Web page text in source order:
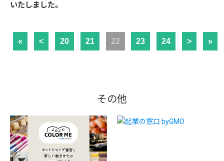
いたしました。
« < 20 21 22 23 24 > »
その他